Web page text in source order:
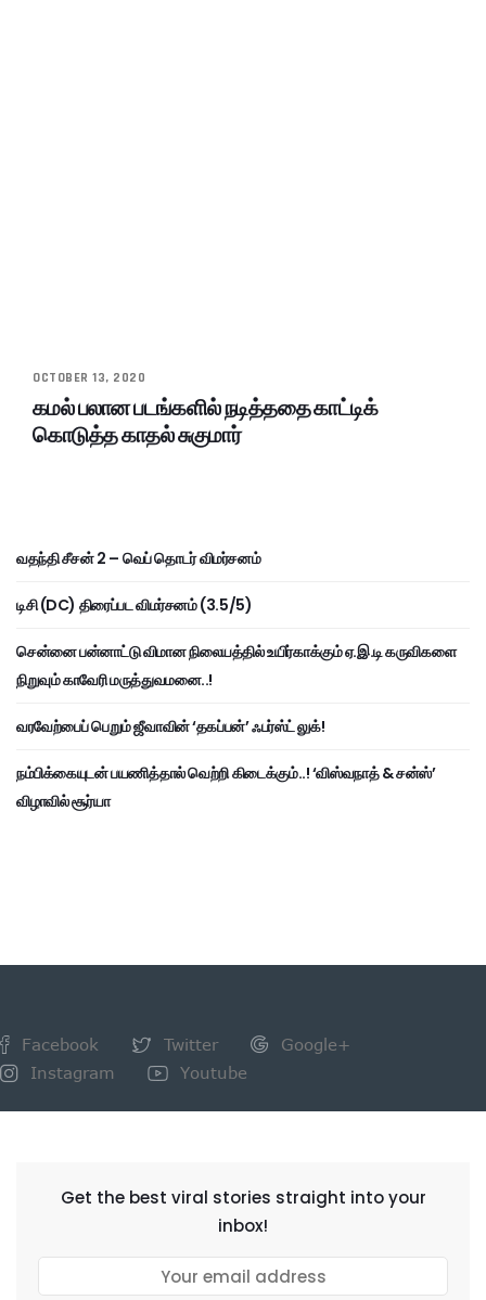
OCTOBER 13, 2020
கமல் பலான படங்களில் நடித்ததை காட்டிக்
கொடுத்த காதல் சுகுமார்
வதந்தி சீசன் 2 – வெப் தொடர் விமர்சனம்
டிசி (DC) திரைப்பட விமர்சனம் (3.5/5)
சென்னை பன்னாட்டு விமான நிலையத்தில் உயிர்காக்கும் ஏ.இ.டி கருவிகளை
நிறுவும் காவேரி மருத்துவமனை..!
வரவேற்பைப் பெறும் ஜீவாவின் ‘தகப்பன்’ ஃபர்ஸ்ட் லுக்!
நம்பிக்கையுடன் பயணித்தால் வெற்றி கிடைக்கும்..! ‘விஸ்வநாத் & சன்ஸ்’
விழாவில் சூர்யா
Facebook Twitter
Google+
Instagram
Youtube
Get the best viral stories straight into your
inbox!